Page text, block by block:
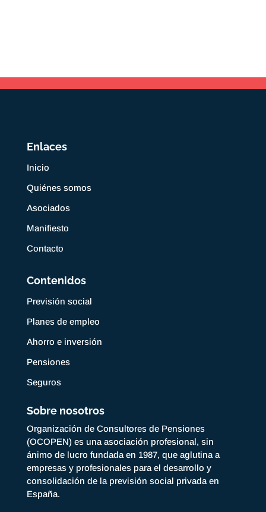
Enlaces
Inicio
Quiénes somos
Asociados
Manifiesto
Contacto
Contenidos
Previsión social
Planes de empleo
Ahorro e inversión
Pensiones
Seguros
Sobre nosotros
Organización de Consultores de Pensiones
(OCOPEN) es una asociación profesional, sin
ánimo de lucro fundada en 1987, que aglutina a
empresas y profesionales para el desarrollo y
consolidación de la previsión social privada en
España.